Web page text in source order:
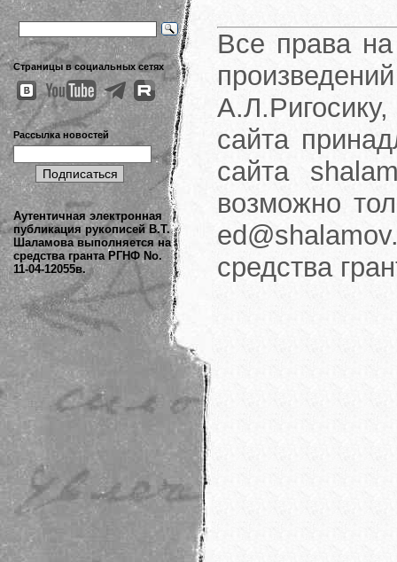
Страницы в социальных сетях
Рассылка новостей
Аутентичная электронная
публикация рукописей В.Т.
Шаламова выполняется на
средства гранта РГНФ No.
11-04-12055в.
Все права на
сайта
сайта
возможно
средства